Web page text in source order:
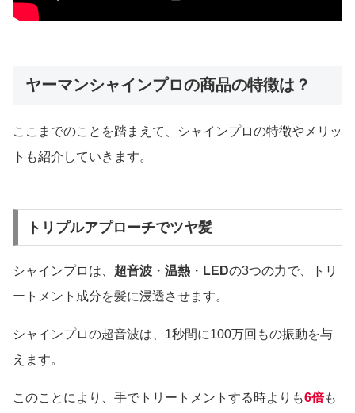
ヤーマンシャインプロの商品の特徴は？
ここまでのことを踏まえて、シャインプロの特徴やメリッ
トも紹介していきます。
トリプルアプローチでツヤ髪
シャインプロは、 超音波 ・ 温熱 ・ LEDの3つの力で、トリ
ートメント成分を髪に浸透させます。
シャインプロの超音波は、1秒間に100万回もの振動を与
えます。
このことにより、手でトリートメントする時よりも6倍も